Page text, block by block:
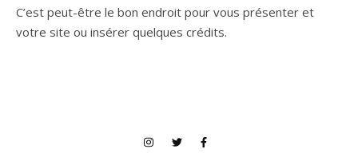
C’est peut-être le bon endroit pour vous présenter et
votre site ou insérer quelques crédits.